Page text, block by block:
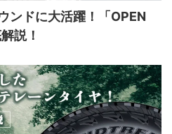
ンドに大活躍！「OPEN
説！